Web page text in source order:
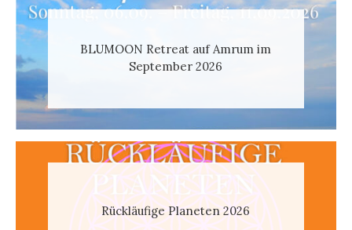
BLUMOON Retreat auf Amrum im
September 2026
Rückläufige Planeten 2026